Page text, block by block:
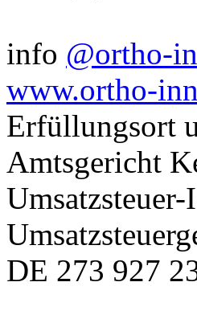
info @ortho-
www.ortho-
Erfüllungsort
Amtsgericht
DE 273 927